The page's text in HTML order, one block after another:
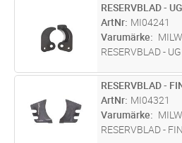
ST Lägg i
RESERVBLAD -
ArtNr MI04241
Varumärke
RESERVBLAD -
ST Lägg i
RESERVBLAD -
ArtNr MI04321
Varumärke
RESERVBLAD -